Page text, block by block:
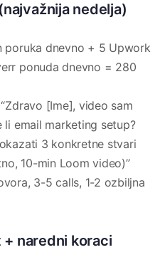
nedelja)
poruka dnevno + 5 Upwork
ponuda dnevno = 280
[Ime], video sam
email marketing setup?
3 konkretne stvari
10-min Loom video)”
3-5 calls, 1-2 ozbiljna
naredni koraci